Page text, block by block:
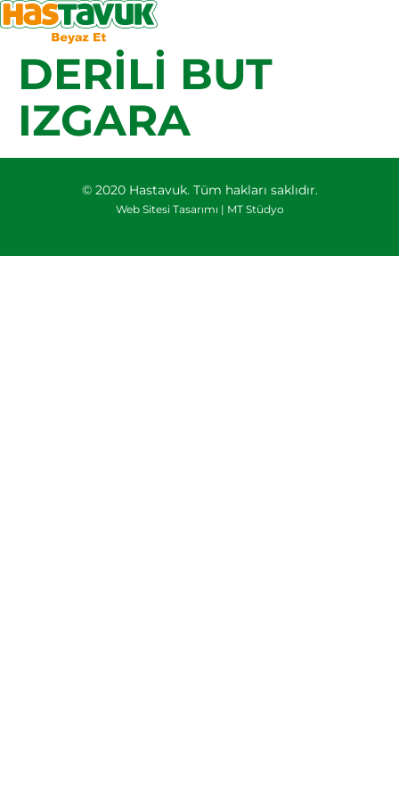
DERILI BUT
IZGARA
© 2020 Hastavuk. Tüm hakları saklıdır.
Web Sitesi Tasarımı | MT Stüdyo